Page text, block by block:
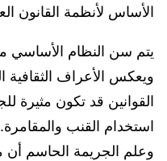
الأساس لأنظمة القانون
يتم سن النظام الأساسي
ويعكس الأعراف
القوانين قد تكون مثيرة
استخدام القنب
وعلم الجريمة الحاسم أن